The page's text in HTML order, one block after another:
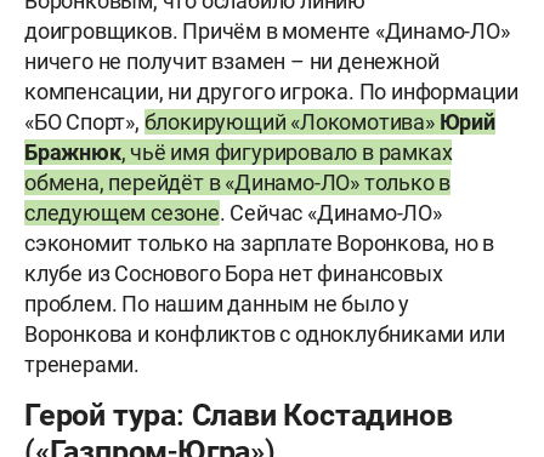
доигровщиков. Причём в моменте «Динамо-ЛО»
ничего не получит взамен – ни денежной
компенсации, ни другого игрока. По информации
«БО Спорт», блокирующий «Локомотива» Юрий
Бражнюк, чьё имя фигурировало в рамках
обмена, перейдёт в «Динамо-ЛО» только в
следующем сезоне. Сейчас «Динамо-ЛО»
сэкономит только на зарплате Воронкова, но в
клубе из Соснового Бора нет финансовых
проблем. По нашим данным не было у
Воронкова и конфликтов с одноклубниками или
тренерами.
Герой тура: Слави Костадинов